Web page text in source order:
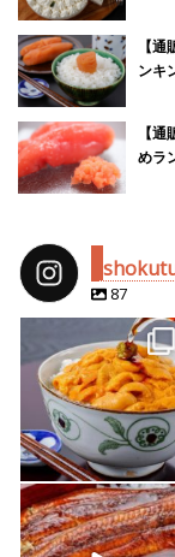
【
ンキ
【
めラ
87
shokutuu_kidori
4月 25
shokutuu_kidori